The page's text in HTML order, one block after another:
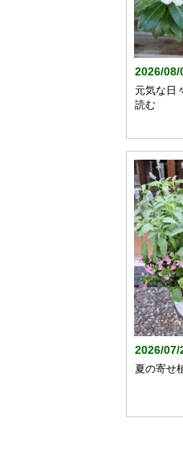
2026/08/
元気な日
読む
2026/07/
夏の寄せ